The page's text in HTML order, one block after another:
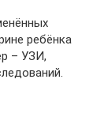
ребёнка
– УЗИ,